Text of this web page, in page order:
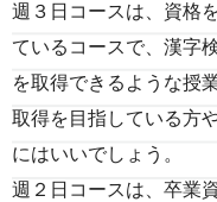
週３日コースは、資格
ているコースで、漢字
を取得できるような授
取得を目指している方
にはいいでしょう。
週２日コースは、卒業